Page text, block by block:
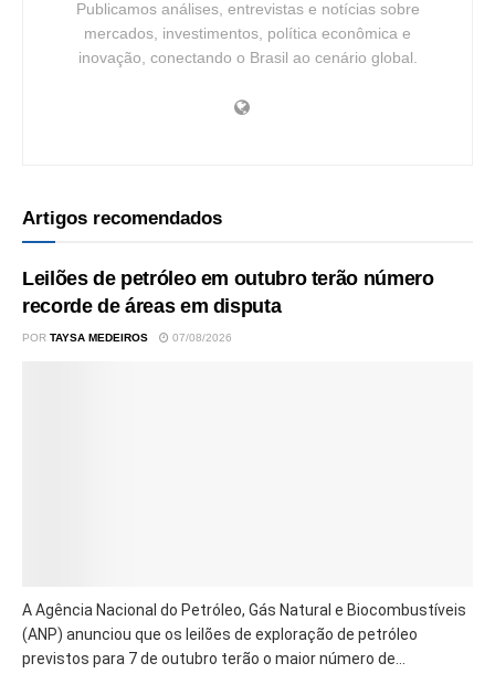
Publicamos análises, entrevistas e notícias sobre
mercados, investimentos, política econômica e
inovação, conectando o Brasil ao cenário global.
Artigos recomendados
Leilões de petróleo em outubro terão número
recorde de áreas em disputa
POR TAYSA MEDEIROS 07/08/2026
A Agência Nacional do Petróleo, Gás Natural e Biocombustíveis
(ANP) anunciou que os leilões de exploração de petróleo
previstos para 7 de outubro terão o maior número de...